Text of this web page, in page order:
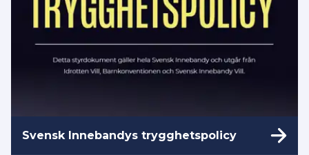
Svensk Innebandys trygghetspolicy